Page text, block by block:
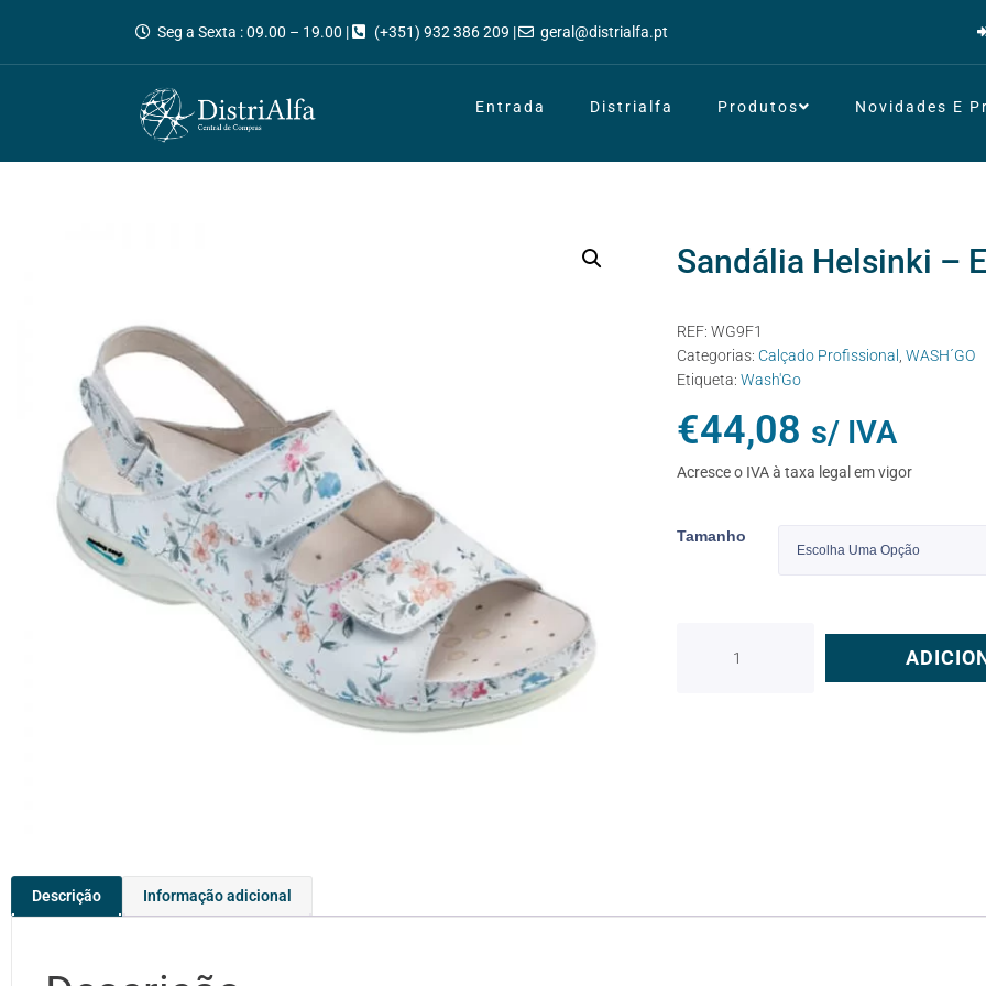
Seg a Sexta : 09.00 – 19.00 | (+351) 932 386 209 | geral@distrialfa.pt
Entrada Distrialfa Produtos Novidades E
Sandália Helsinki –
REF: WG9F1
Categorias: Calçado Profissional
WASH´GO
Etiqueta: Wash'Go
€44,08 s/ IVA
Acresce o IVA à taxa legal em vigor
Tamanho
Descrição Informação adicional